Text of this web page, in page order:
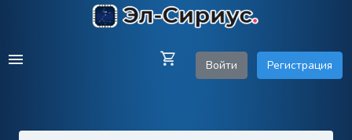
Войти Регистрация